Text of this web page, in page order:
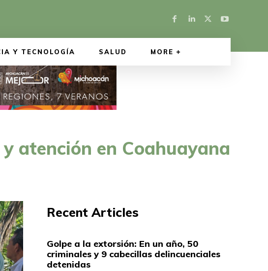
Y TECNOLOGÍA SALUD MORE
atención en Coahuayana
Recent Articles
Golpe a la extorsión: En un año, 50
criminales y 9 cabecillas delincuenciales
detenidas